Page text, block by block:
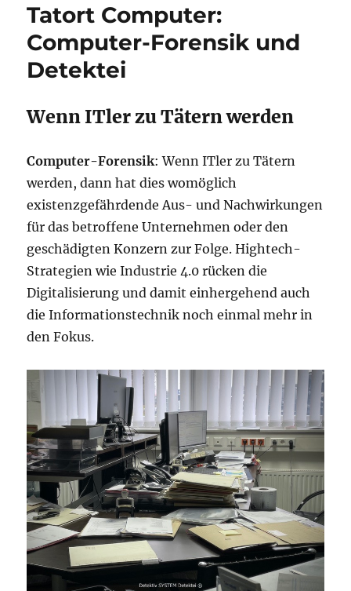
Tatort Computer:
Computer-Forensik und
Detektei
Wenn ITler zu Tätern werden
Computer-Forensik: Wenn ITler zu Tätern
werden, dann hat dies womöglich
existenzgefährdende Aus- und Nachwirkungen
für das betroffene Unternehmen oder den
geschädigten Konzern zur Folge. Hightech-
Strategien wie Industrie 4.0 rücken die
Digitalisierung und damit einhergehend auch
die Informationstechnik noch einmal mehr in
den Fokus.